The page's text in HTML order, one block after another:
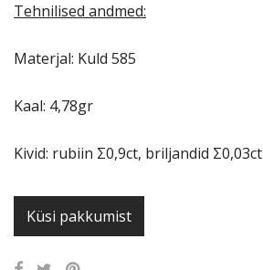
Tehnilised andmed:
Materjal: Kuld 585
Kaal: 4,78gr
Kivid: rubiin Σ0,9ct, briljandid Σ0,03ct
Küsi pakkumist